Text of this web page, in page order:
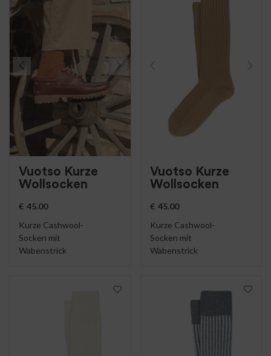
Vuotso Kurze
Wollsocken
€ 45.00
Kurze Cashwool-
Socken mit
Wabenstrick
Vuotso Kurze
Wollsocken
€ 45.00
Kurze Cashwool-
Socken mit
Wabenstrick